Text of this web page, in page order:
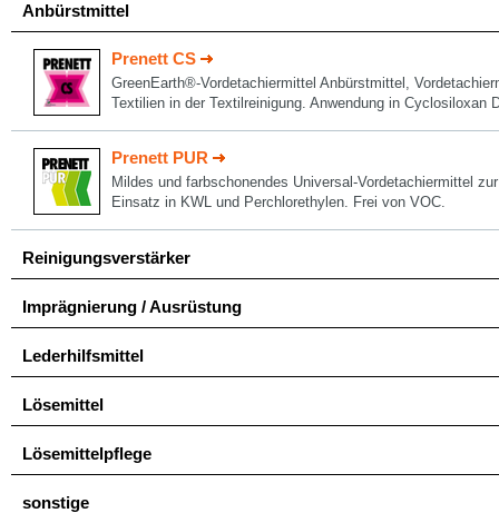
Anbürstmittel
Prenett CS
GreenEarth®-Vordetachiermittel Anbürstmittel,
Textilien in der Textilreinigung. Anwendung in Cyclosiloxan
Prenett PUR
Mildes und farbschonendes Universal-Vordetachiermittel
Einsatz in KWL und Perchlorethylen. Frei von VOC.
Reinigungsverstärker
Imprägnierung / Ausrüstung
Lederhilfsmittel
Lösemittel
Lösemittelpflege
sonstige